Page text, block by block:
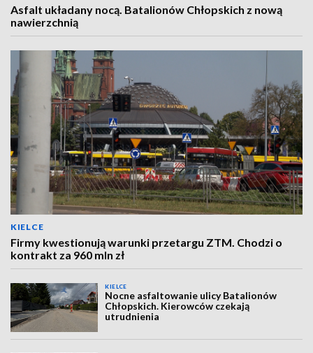
Asfalt układany nocą. Batalionów Chłopskich z nową
nawierzchnią
KIELCE
Firmy kwestionują warunki przetargu ZTM. Chodzi o
kontrakt za 960 mln zł
KIELCE
Nocne asfaltowanie ulicy Batalionów
Chłopskich. Kierowców czekają
utrudnienia